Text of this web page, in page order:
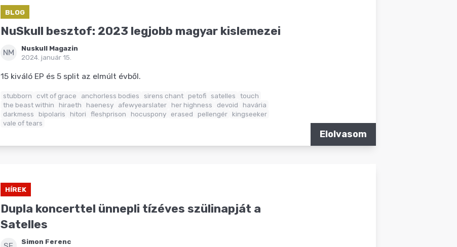
BLOG
NuSkull besztof: 2023 legjobb magyar kislemezei
NM
Nuskull Magazin
2024. január 15.
15 kiváló EP és 5 split az elmúlt évből.
stubborn cvlt of grace anchorless bodies sirens chant petofi satelles
touch
the beast within
hiraeth haenesy afewyearslater her highness devoid
havária
darkmess
bipolaris hitori fleshprison hocuspony erased pellengér kingseeker
vale of tears
Elolvasom
HÍREK
Dupla koncerttel ünnepli tízéves szülinapját a
Satelles
Simon Ferenc